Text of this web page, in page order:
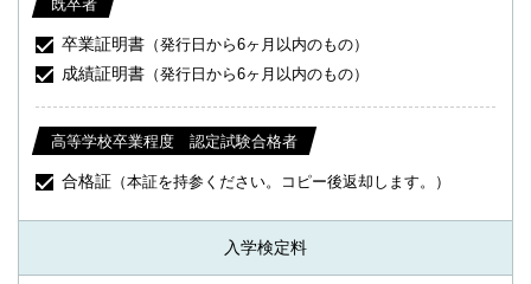
卒業証明書（発行日から6ヶ月以内のもの）
成績証明書（発行日から6ヶ月以内のもの）
高等学校卒業程度 認定試験合格者
合格証 （本証を持参ください。コピー後返却します。）
入学検定料